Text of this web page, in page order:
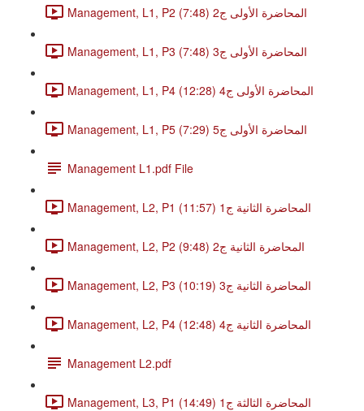
Management, L1, P2 المحاضرة الأولى ج2 (7:48)
Management, L1, P3 المحاضرة الأولى ج3 (7:48)
Management, L1, P4 المحاضرة الأولى ج4 (12:28)
Management, L1, P5 المحاضرة الأولى ج5 (7:29)
Management L1.pdf File
Management, L2, P1 المحاضرة الثانية ج1 (11:57)
Management, L2, P2 المحاضرة الثانية ج2 (9:48)
Management, L2, P3 المحاضرة الثانية ج3 (10:19)
Management, L2, P4 المحاضرة الثانية ج4 (12:48)
Management L2.pdf
Management, L3, P1 المحاضرة الثالثة ج1 (14:49)